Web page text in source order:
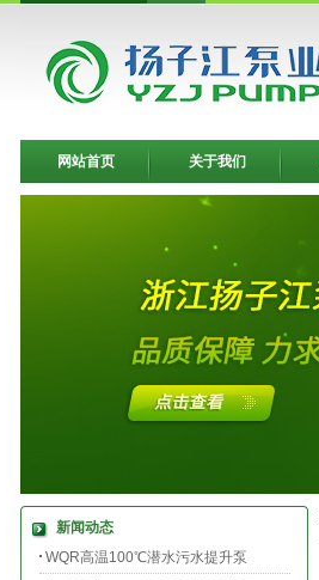
网站首页 关于我们
新闻动态
WQR高温100℃潜水污水提升泵